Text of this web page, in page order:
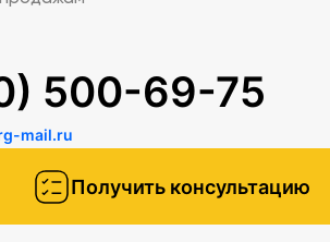
Получить консультацию
500-69-75
mail.ru